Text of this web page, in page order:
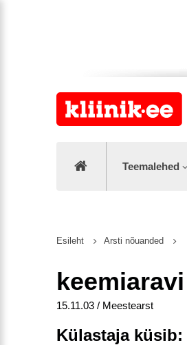
Teemalehed
Esileht Arsti nõuanded
keemiaravi
15.11.03 / Meestearst
Külastaja küsib: